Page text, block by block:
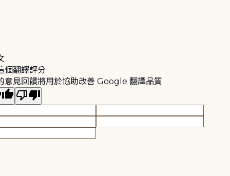
個翻譯評分
意見回饋將用於協助改善 Google 翻譯品質